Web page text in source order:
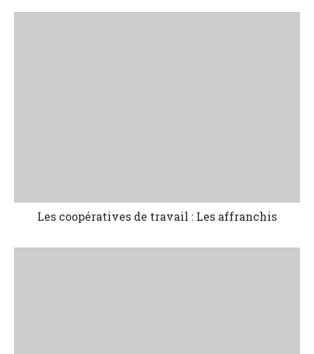
Les coopératives de travail : Les affranchis